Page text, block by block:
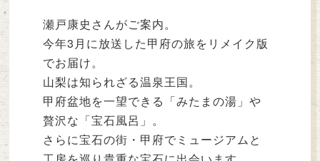
瀬戸康史さんがご案内。
今年3月に放送した甲府の旅をリメイク版
でお届け。
山梨は知られざる温泉王国。
甲府盆地を一望できる「みたまの湯」や
贅沢な「宝石風呂」。
さらに宝石の街・甲府でミュージアムと